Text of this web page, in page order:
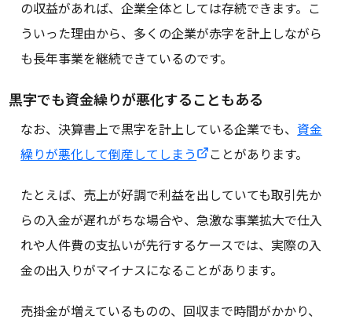
の収益があれば、企業全体としては存続できます。こ
ういった理由から、多くの企業が赤字を計上しながら
も長年事業を継続できているのです。
黒字でも資金繰りが悪化することもある
なお、決算書上で黒字を計上している企業でも、 資金
繰りが悪化して倒産してしまう
ことがあります。
たとえば、売上が好調で利益を出していても取引先か
らの入金が遅れがちな場合や、急激な事業拡大で仕入
れや人件費の支払いが先行するケースでは、実際の入
金の出入りがマイナスになることがあります。
売掛金が増えているものの、回収まで時間がかかり、